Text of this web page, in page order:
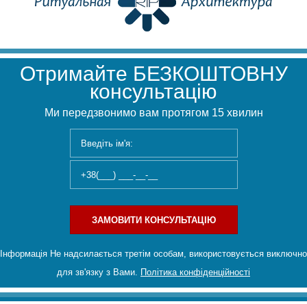
Отримайте БЕЗКОШТОВНУ
консультацію
Ми передзвонимо вам протягом 15 хвилин
ЗАМОВИТИ КОНСУЛЬТАЦІЮ
Інформація Не надсилається третім особам, використовується виключно
для зв'язку з Вами. Політика конфіденційності